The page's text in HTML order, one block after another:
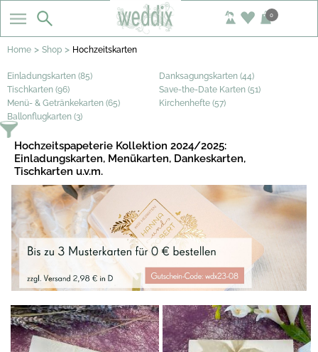
0
Home > Shop > Hochzeitskarten
Einladungskarten (85)
Danksagungskarten (44)
Tischkarten (96)
Save-the-Date Karten (51)
Menü- & Getränkekarten (65)
Kirchenhefte (57)
Ballonflugkarten (3)
Hochzeitspapeterie Kollektion 2024/2025:
Einladungskarten, Menükarten, Dankeskarten,
Tischkarten u.v.m.